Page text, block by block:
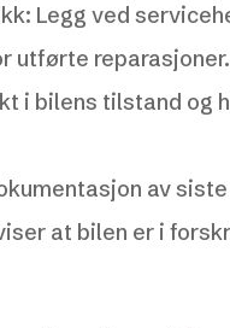
Legg ved
utførte
i bilens tilstand og
av
at bilen er i